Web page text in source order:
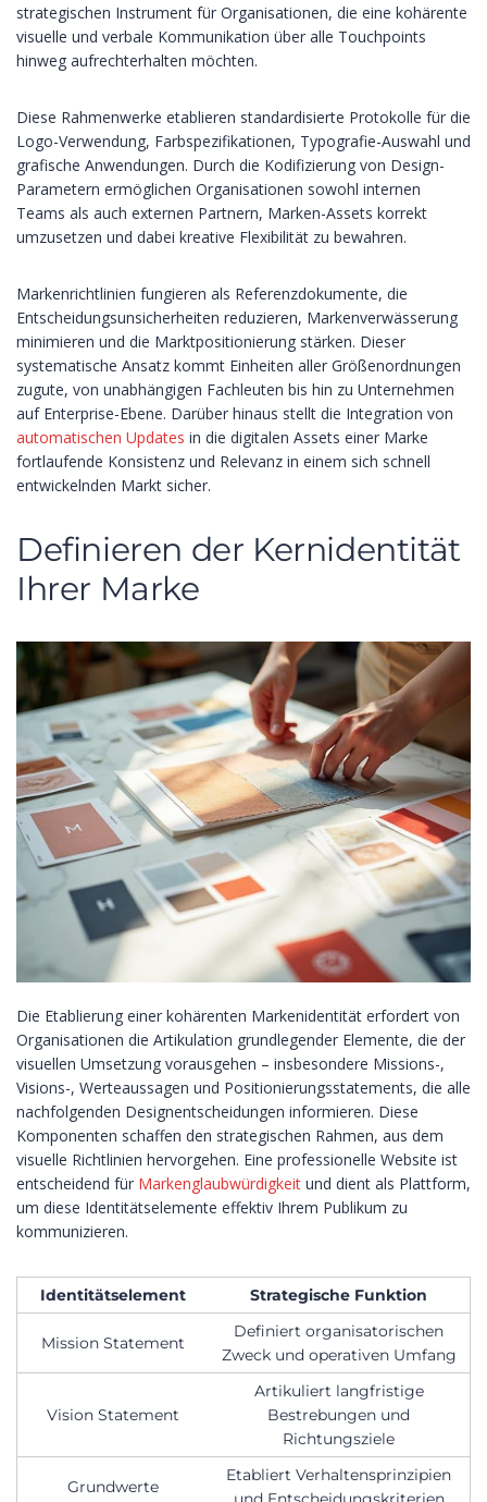
strategischen Instrument für Organisationen, die eine kohärente
visuelle und verbale Kommunikation über alle Touchpoints
hinweg aufrechterhalten möchten.
Diese Rahmenwerke etablieren standardisierte Protokolle für die
Logo-Verwendung, Farbspezifikationen, Typografie-Auswahl und
grafische Anwendungen. Durch die Kodifizierung von Design-
Parametern ermöglichen Organisationen sowohl internen
Teams als auch externen Partnern, Marken-Assets korrekt
umzusetzen und dabei kreative Flexibilität zu bewahren.
Markenrichtlinien fungieren als Referenzdokumente, die
Entscheidungsunsicherheiten reduzieren, Markenverwässerung
minimieren und die Marktpositionierung stärken. Dieser
systematische Ansatz kommt Einheiten aller Größenordnungen
zugute, von unabhängigen Fachleuten bis hin zu Unternehmen
auf Enterprise-Ebene. Darüber hinaus stellt die Integration von
automatischen Updates in die digitalen Assets einer Marke
fortlaufende Konsistenz und Relevanz in einem sich schnell
entwickelnden Markt sicher.
Definieren der Kernidentität
Ihrer Marke
Die Etablierung einer kohärenten Markenidentität erfordert von
Organisationen die Artikulation grundlegender Elemente, die der
visuellen Umsetzung vorausgehen – insbesondere Missions-,
Visions-, Werteaussagen und Positionierungsstatements, die alle
nachfolgenden Designentscheidungen informieren. Diese
Komponenten schaffen den strategischen Rahmen, aus dem
visuelle Richtlinien hervorgehen. Eine professionelle Website ist
entscheidend für Markenglaubwürdigkeit und dient als Plattform,
um diese Identitätselemente effektiv Ihrem Publikum zu
kommunizieren.
Identitätselement Strategische Funktion
Mission Statement
Definiert organisatorischen
Zweck und operativen Umfang
Vision Statement
Artikuliert langfristige
Bestrebungen und
Richtungsziele
Grundwerte
Etabliert Verhaltensprinzipien